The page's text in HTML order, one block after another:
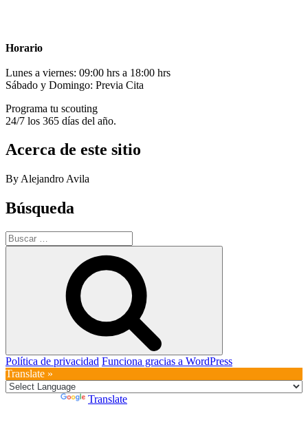
Horario
Lunes a viernes: 09:00 hrs a 18:00 hrs
Sábado y Domingo: Previa Cita
Programa tu scouting
24/7 los 365 días del año.
Acerca de este sitio
By Alejandro Avila
Búsqueda
Buscar
por:
Política de privacidad Funciona gracias a WordPress
Translate »
Translate